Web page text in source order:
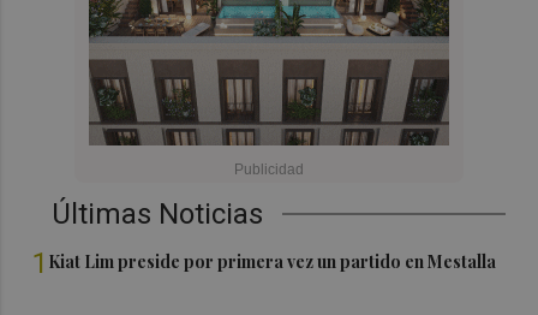
Últimas Noticias
1 Kiat Lim preside por primera vez un partido en Mestalla